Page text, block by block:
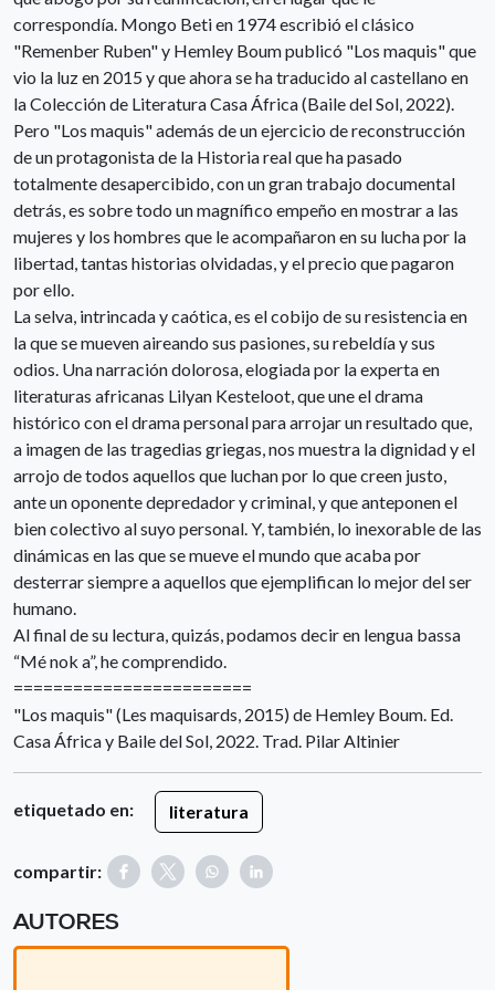
correspondía. Mongo Beti en 1974 escribió el clásico
"Remenber Ruben" y Hemley Boum publicó "Los maquis" que
vio la luz en 2015 y que ahora se ha traducido al castellano en
la Colección de Literatura Casa África (Baile del Sol, 2022).
Pero "Los maquis" además de un ejercicio de reconstrucción
de un protagonista de la Historia real que ha pasado
totalmente desapercibido, con un gran trabajo documental
detrás, es sobre todo un magnífico empeño en mostrar a las
mujeres y los hombres que le acompañaron en su lucha por la
libertad, tantas historias olvidadas, y el precio que pagaron
por ello.
La selva, intrincada y caótica, es el cobijo de su resistencia en
la que se mueven aireando sus pasiones, su rebeldía y sus
odios. Una narración dolorosa, elogiada por la experta en
literaturas africanas Lilyan Kesteloot, que une el drama
histórico con el drama personal para arrojar un resultado que,
a imagen de las tragedias griegas, nos muestra la dignidad y el
arrojo de todos aquellos que luchan por lo que creen justo,
ante un oponente depredador y criminal, y que anteponen el
bien colectivo al suyo personal. Y, también, lo inexorable de las
dinámicas en las que se mueve el mundo que acaba por
desterrar siempre a aquellos que ejemplifican lo mejor del ser
humano.
Al final de su lectura, quizás, podamos decir en lengua bassa
“Mé nok a”, he comprendido.
========================
"Los maquis" (Les maquisards, 2015) de Hemley Boum. Ed.
Casa África y Baile del Sol, 2022. Trad. Pilar Altinier
etiquetado en: literatura
compartir:
AUTORES